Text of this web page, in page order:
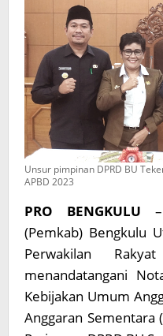
Unsur pimpinan DPRD BU
APBD 2023
PRO BENGKULU –
(Pemkab) Bengkulu
Perwakilan
menandatangani
Kebijakan Umum
Anggaran Sementara